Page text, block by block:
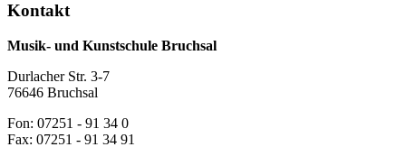
Kontakt
Musik- und Kunstschule Bruchsal
Durlacher Str. 3-7
76646 Bruchsal
Fon: 07251 - 91 34 0
Fax: 07251 - 91 34 91